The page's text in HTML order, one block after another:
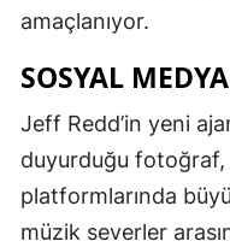
amaçlanıyor.
SOSYAL
Jeff Redd’in yeni
duyurduğu fotoğraf,
platformlarında
müzik severler